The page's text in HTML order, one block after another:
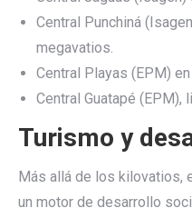
Central Punchiná
megavatios.
Central Playas (EPM)
Central Guatapé (EPM),
Turismo y
Más allá de los kilovatios,
un motor de desarrollo